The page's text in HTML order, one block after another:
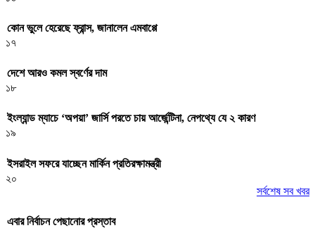
কোন ভুলে হেরেছে ফ্রান্স, জানালেন এমবাপ্পে
১৭
দেশে আরও কমল স্বর্ণের দাম
১৮
ইংল্যান্ড ম্যাচে ‘অপয়া’ জার্সি পরতে চায় আর্জেন্টিনা, নেপথ্যে যে ২ কারণ
১৯
ইসরাইল সফরে যাচ্ছেন মার্কিন প্রতিরক্ষামন্ত্রী
২০
সর্বশেষ সব খবর
এবার নির্বাচন পেছানোর প্রস্তাব